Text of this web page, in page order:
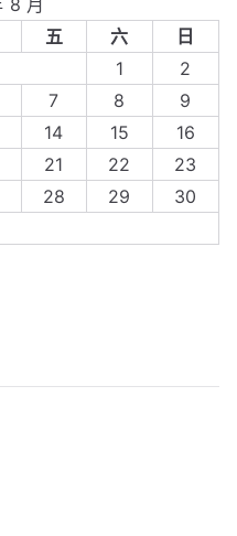
8 月
五 六
日
1
2
7 8
9
14 15
16
21 22
23
28 29
30